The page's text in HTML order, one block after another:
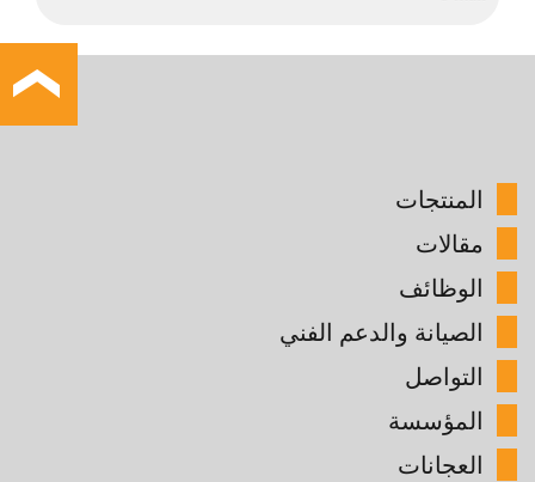
المنتجات
مقالات
الوظائف
الصيانة والدعم الفني
التواصل
المؤسسة
العجانات